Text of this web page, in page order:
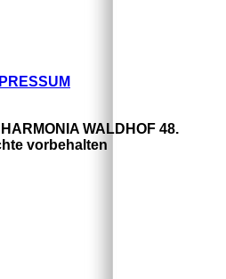
WALDHOF 48.
vorbehalten